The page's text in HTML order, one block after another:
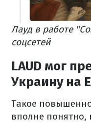
Лауд в работе
соцсетей
LAUD мог
Украину на
Такое
вполне понятно,